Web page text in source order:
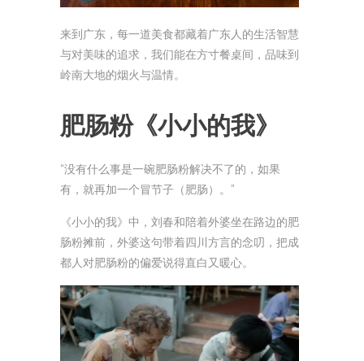
来到广东，每一道美食都藏着广东人的生活智慧
与对美味的追求，我们能在方寸餐桌间，品味到
岭南大地的烟火与温情。
肥肠粉《小小的我》
“没有什么事是一碗肥肠粉解决不了的，如果
有，就再加一个冒节子（肥肠）。”
《小小的我》中，刘春和陪着外婆坐在路边的肥
肠粉摊前，外婆这句带着四川方言的念叨，把成
都人对肥肠粉的偏爱说得直白又暖心。